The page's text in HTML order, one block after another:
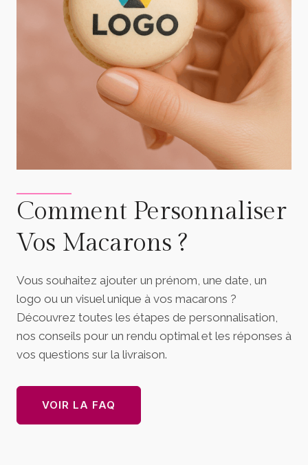
Comment Personnaliser
Vos Macarons ?
Vous souhaitez ajouter un prénom, une date, un
logo ou un visuel unique à vos macarons ?
Découvrez toutes les étapes de personnalisation,
nos conseils pour un rendu optimal et les réponses à
vos questions sur la livraison.
VOIR LA FAQ